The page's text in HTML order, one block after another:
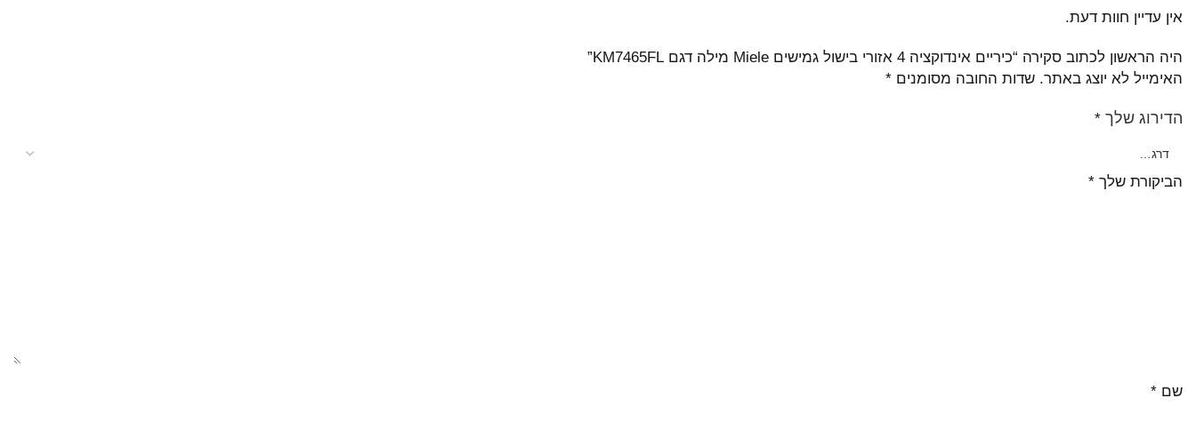
אין עדיין חוות דעת.
היה הראשון לכתוב סקירה “כיריים אינדוקציה 4 אזורי בישול גמישים Miele מילה דגם KM7465FL”
האימייל לא יוצג באתר. שדות החובה מסומנים *
הדירוג שלך *
הביקורת שלך *
שם *